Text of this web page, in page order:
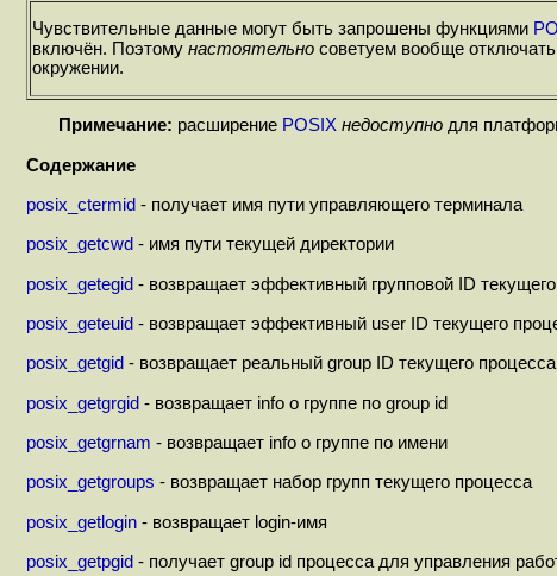
Чувствительные данные могут быть запрошены функциями
включён. Поэтому настоятельно советуем вообще
окружении.
Примечание: расширение POSIX недоступнодля
Содержание
posix_ctermid - получает имя пути управляющего терминала
posix_getcwd - имя пути текущей директории
posix_getegid - возвращает эффективный групповой ID
posix_geteuid - возвращает эффективный user ID текущего
posix_getgid - возвращает реальный group ID текущего процесса
posix_getgrgid - возвращает info о группе по group id
posix_getgrnam - возвращает info о группе по имени
posix_getgroups - возвращает набор групп текущего процесса
posix_getlogin - возвращает login-имя
posix_getpgid - получает group id процесса для управления